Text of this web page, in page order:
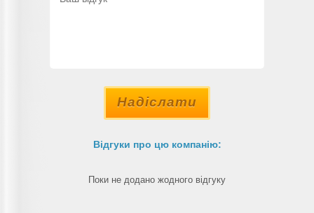
Надіслати
Відгуки про цю компанію:
Поки не додано жодного відгуку